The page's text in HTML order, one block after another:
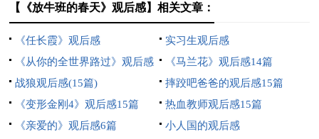
【《放牛班的春天》观后感】相关文章：
《任长霞》观后感
实习生观后感
《从你的全世界路过》观后感
5篇
《马兰花》观后感14篇
战狼观后感(15篇)
摔跤吧爸爸的观后感15篇
《变形金刚4》观后感15篇
热血教师观后感15篇
《亲爱的》观后感6篇
小人国的观后感